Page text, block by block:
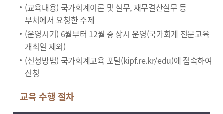
(교육내용) 국가회계이론 및 실무, 재무결산실무 등
부처에서 요청한 주제
(운영시기) 6월부터 12월 중 상시 운영(국가회계 전문교육
개최일 제외)
(신청방법) 국가회계교육 포털(kipf.re.kr/edu)에 접속하여
신청
교육 수행 절차